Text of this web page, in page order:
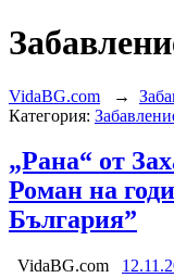
VidaBG.com →
Категория:
„Рана“ от
Роман на
България”
VidaBG.com